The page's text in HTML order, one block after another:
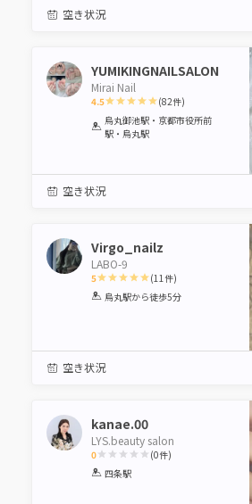
空き状況
YUMIKINGNAILSALON
Mirai Nail
4.5
1
Star
2
Stars
3
Stars
4
Stars
5
Stars
(82件)
烏丸御池駅・京都市役所前
駅・烏丸駅
空き状況
Virgo_nailz
LABO-9
5
1 2 3 4 5
(11 件)
烏丸駅から徒歩5分
空き状況
kanae.00
LYS.beauty salon
0
1 2 3 4
(0件)
四条駅